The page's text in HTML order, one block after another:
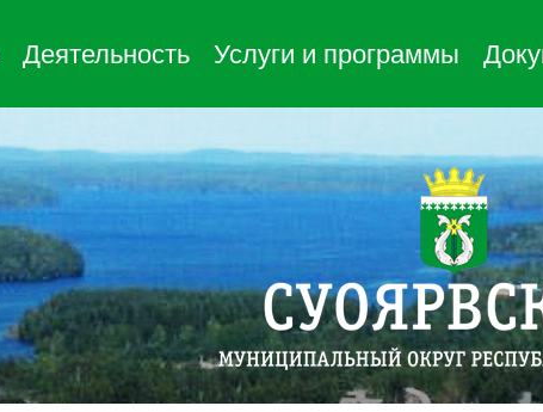
Деятельность Услуги и программы